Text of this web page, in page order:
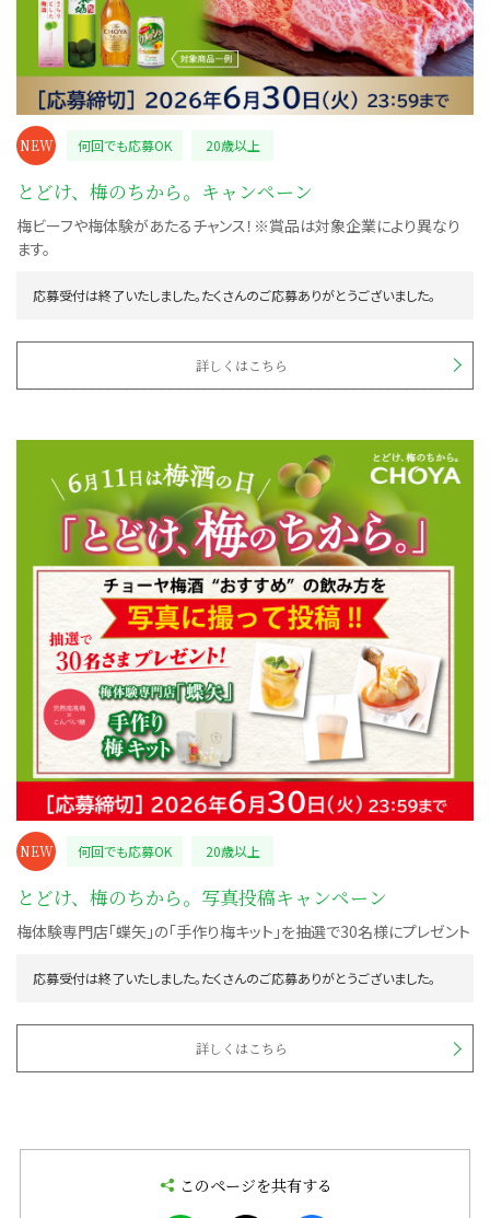
NEW 何回でも応募OK 20歳以上
とどけ、梅のちから。キャンペーン
梅ビーフや梅体験があたるチャンス！※賞品は対象企業により異なり
ます。
応募受付は終了いたしました。たくさんのご応募ありがとうございました。
詳しくはこちら
NEW 何回でも応募OK 20歳以上
とどけ、梅のちから。写真投稿キャンペーン
梅体験専門店「蝶矢」の「手作り梅キット」を抽選で30名様にプレゼント
応募受付は終了いたしました。たくさんのご応募ありがとうございました。
詳しくはこちら
このページを共有する